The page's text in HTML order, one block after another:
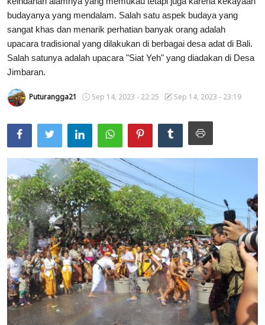
Kearifan lokal
Alam Bali
Seni
Kisah
Indonesia
budayanya yang mendalam. Salah satu aspek budaya yang
sangat khas dan menarik perhatian banyak orang adalah
upacara tradisional yang dilakukan di berbagai desa adat di Bali.
Salah satunya adalah upacara "Siat Yeh" yang diadakan di Desa
Jimbaran.
Puturangga21 Sep 14, 2023 - 22:25 Sep 14, 2023 - 23:19